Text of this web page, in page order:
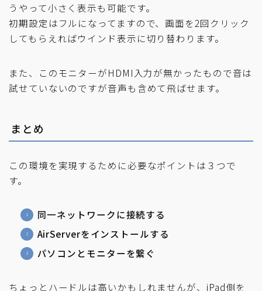
うやって小さく表示も可能です。
初期設定はフルになってますので、画面を2回クリック
してもらえればウインド表示に切り替わります。
また、このモニターがHDMI入力が無かったもので音は
試せていないのですが音声も含めて飛ばせます。
まとめ
この環境を実現するために必要なポイントは３つで
す。
同一ネットワークに接続する
AirServerをインストールする
パソコンとモニターを繋ぐ
ちょっとハードルは高いかもしれませんが、iPad側を